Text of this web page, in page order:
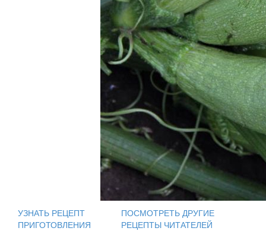
УЗНАТЬ РЕЦЕПТ
ПРИГОТОВЛЕНИЯ
ПОСМОТРЕТЬ ДРУГИЕ
РЕЦЕПТЫ ЧИТАТЕЛЕЙ